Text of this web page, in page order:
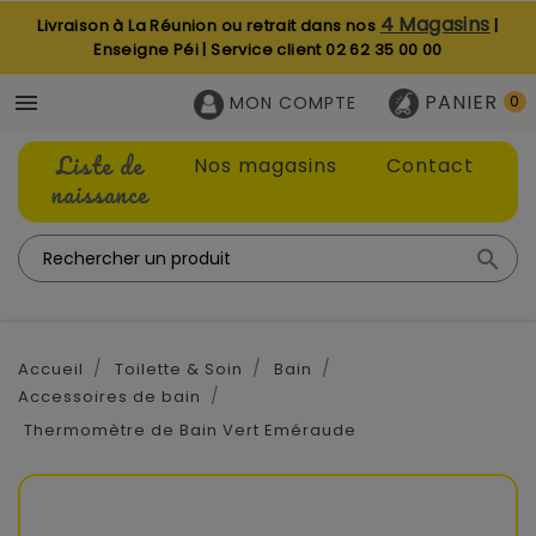
Livraison à La Réunion ou retrait dans nos 4 Magasins |
Enseigne Péi | Service client02 62 35 00 00
 PANIER 0
MON COMPTE
Liste de
naissance
Nos magasins Contact

Accueil Toilette & Soin
Bain
Accessoires de bain
Thermomètre de Bain Vert Eméraude